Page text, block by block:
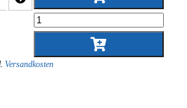
Versandkosten